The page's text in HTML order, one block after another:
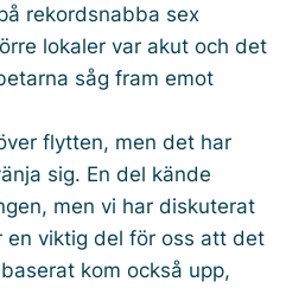
rekordsnabba sex
lokaler var akut och det
såg fram emot
flytten, men det har
sig. En del kände
men vi har diskuterat
en viktig del för oss att det
kom också upp,